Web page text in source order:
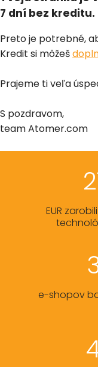
7 dní bez kreditu.
Preto je potrebné,
Kredit si môžeš
Prajeme ti veľa
S pozdravom,
team Atomer.com
EUR
e-shopov